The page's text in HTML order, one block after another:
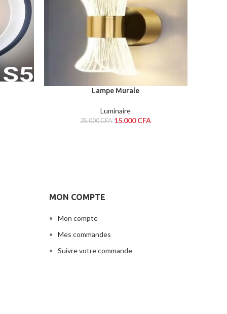
Lampe Murale
Luminaire
25.000CFA 15.000CFA
MON COMPTE
Mon compte
Mes commandes
Suivre votre commande